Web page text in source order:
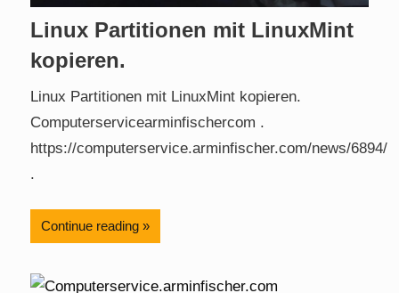
Linux Partitionen mit LinuxMint
kopieren.
Linux Partitionen mit LinuxMint kopieren.
Computerservicearminfischercom .
https://computerservice.arminfischer.com/news/6894/
.
Continue reading